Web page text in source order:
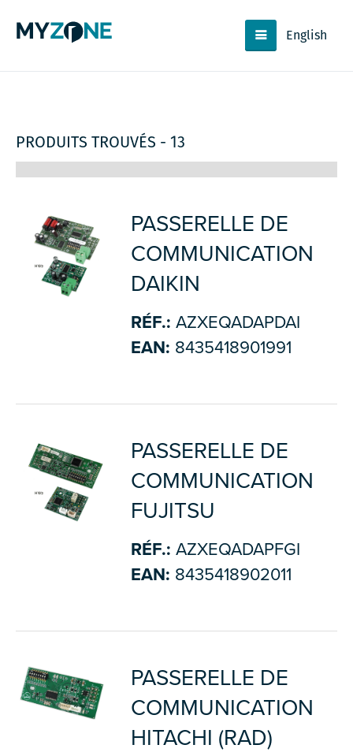
English
PRODUITS TROUVÉS - 13
PASSERELLE DE
COMMUNICATION
DAIKIN
RÉF.: AZXEQADAPDAI
EAN: 8435418901991
PASSERELLE DE
COMMUNICATION
FUJITSU
RÉF.: AZXEQADAPFGI
EAN: 8435418902011
PASSERELLE DE
COMMUNICATION
HITACHI (RAD)